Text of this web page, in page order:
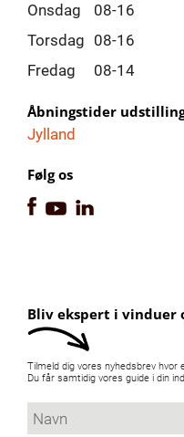
Onsdag
08-16
Torsdag 08-16
Fredag
08-14
Åbningstider
Jylland
Følg os
Bliv ekspert i vinduer
Tilmeld dig vores nyhedsbrev
Du får samtidig vores guide i din